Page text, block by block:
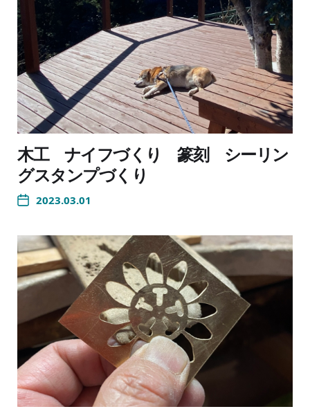
木工 ナイフづくり 篆刻 シーリン
グスタンプづくり
2023.03.01